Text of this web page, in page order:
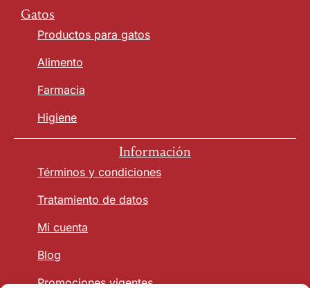
Gatos
Productos para gatos
Alimento
Farmacia
Higiene
Información
Términos y condiciones
Tratamiento de datos
Mi cuenta
Blog
Promociones vigentes